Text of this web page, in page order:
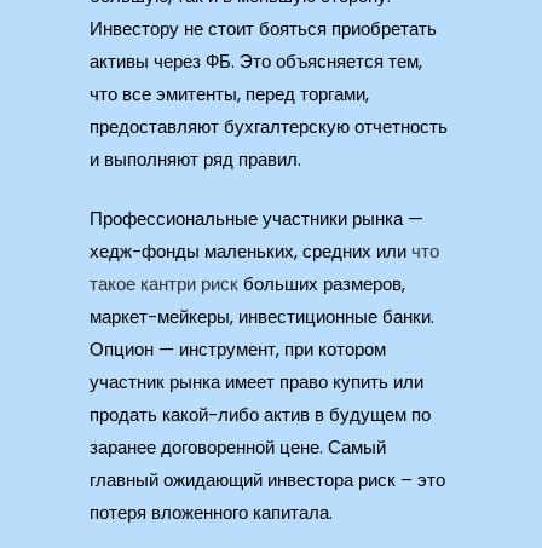
Инвестору не стоит бояться приобретать
активы через ФБ. Это объясняется тем,
что все эмитенты, перед торгами,
предоставляют бухгалтерскую отчетность
и выполняют ряд правил.
Профессиональные участники рынка —
хедж-фонды маленьких, средних или что
такое кантри рискбольших размеров,
маркет-мейкеры, инвестиционные банки.
Опцион — инструмент, при котором
участник рынка имеет право купить или
продать какой-либо актив в будущем по
заранее договоренной цене. Самый
главный ожидающий инвестора риск – это
потеря вложенного капитала.